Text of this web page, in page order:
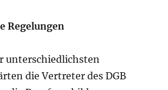
Regelungen
unterschiedlichsten
die Vertreter des DGB